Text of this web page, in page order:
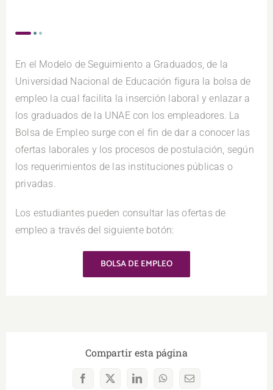
En el Modelo de Seguimiento a Graduados, de la
Universidad Nacional de Educación figura la bolsa de
empleo la cual facilita la inserción laboral y enlazar a
los graduados de la UNAE con los empleadores. La
Bolsa de Empleo surge con el fin de dar a conocer las
ofertas laborales y los procesos de postulación, según
los requerimientos de las instituciones públicas o
privadas.
Los estudiantes pueden consultar las ofertas de
empleo a través del siguiente botón:
BOLSA DE EMPLEO
Compartir esta página
Facebook
X LinkedInWhatsAppCorreo